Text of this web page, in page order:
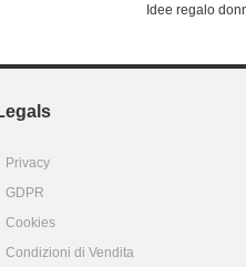
Idee regalo
Privacy
GDPR
Cookies
Condizioni di Vendita